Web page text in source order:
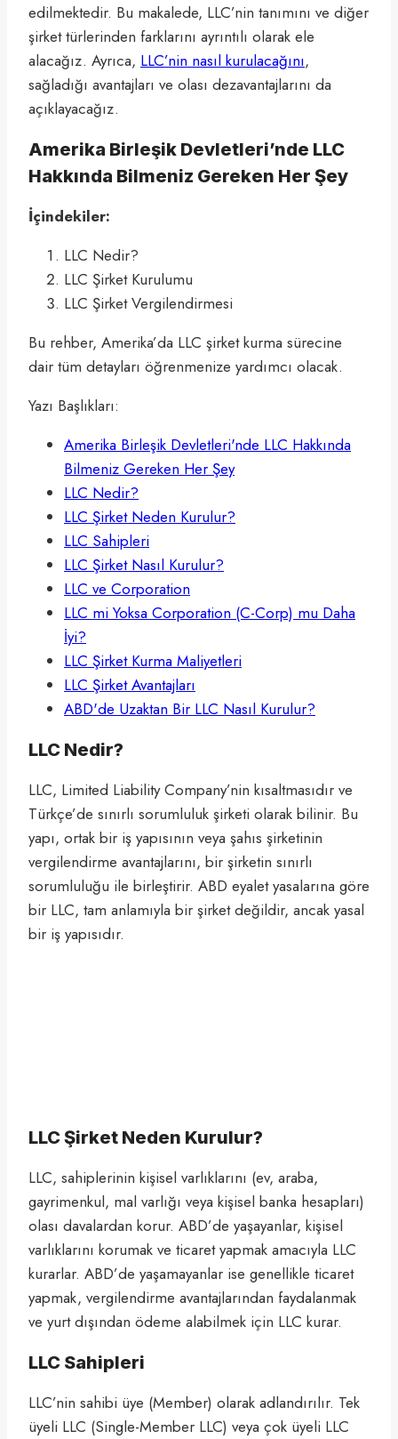
edilmektedir. Bu makalede, LLC’nin tanımını ve diğer
şirket türlerinden farklarını ayrıntılı olarak ele
alacağız. Ayrıca, LLC’nin nasıl kurulacağını,
sağladığı avantajları ve olası dezavantajlarını da
açıklayacağız.
Amerika Birleşik Devletleri’nde LLC
Hakkında Bilmeniz Gereken Her Şey
İçindekiler:
LLC Nedir?
LLC Şirket Kurulumu
LLC Şirket Vergilendirmesi
Bu rehber, Amerika’da LLC şirket kurma sürecine
dair tüm detayları öğrenmenize yardımcı olacak.
Yazı Başlıkları:
Amerika Birleşik Devletleri'nde LLC Hakkında
Bilmeniz Gereken Her Şey
LLC Nedir?
LLC Şirket Neden Kurulur?
LLC Sahipleri
LLC Şirket Nasıl Kurulur?
LLC ve Corporation
LLC mi Yoksa Corporation (C-Corp) mu Daha
İyi?
LLC Şirket Kurma Maliyetleri
LLC Şirket Avantajları
ABD'de Uzaktan Bir LLC Nasıl Kurulur?
LLC Nedir?
LLC, Limited Liability Company’nin kısaltmasıdır ve
Türkçe’de sınırlı sorumluluk şirketi olarak bilinir. Bu
yapı, ortak bir iş yapısının veya şahıs şirketinin
vergilendirme avantajlarını, bir şirketin sınırlı
sorumluluğu ile birleştirir. ABD eyalet yasalarına göre
bir LLC, tam anlamıyla bir şirket değildir, ancak yasal
bir iş yapısıdır.
LLC Şirket Neden Kurulur?
LLC, sahiplerinin kişisel varlıklarını (ev, araba,
gayrimenkul, mal varlığı veya kişisel banka hesapları)
olası davalardan korur. ABD’de yaşayanlar, kişisel
varlıklarını korumak ve ticaret yapmak amacıyla LLC
kurarlar. ABD’de yaşamayanlar ise genellikle ticaret
yapmak, vergilendirme avantajlarından faydalanmak
ve yurt dışından ödeme alabilmek için LLC kurar.
LLC Sahipleri
LLC’nin sahibi üye (Member) olarak adlandırılır. Tek
üyeli LLC (Single-Member LLC) veya çok üyeli LLC